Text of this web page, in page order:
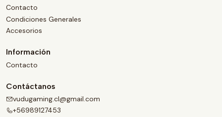
Contacto
Condiciones Generales
Accesorios
Información
Contacto
Contáctanos
vudugaming.cl@gmail.com
+56989127453